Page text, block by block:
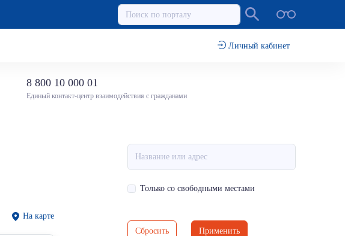
Личный кабинет
8 800 10 000 01
Единый контакт-центр взаимодействия с гражданами
На карте
Только со свободными местами
Сбросить Применить